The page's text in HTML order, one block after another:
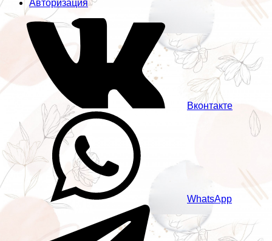
Авторизация
Вконтакте
WhatsApp